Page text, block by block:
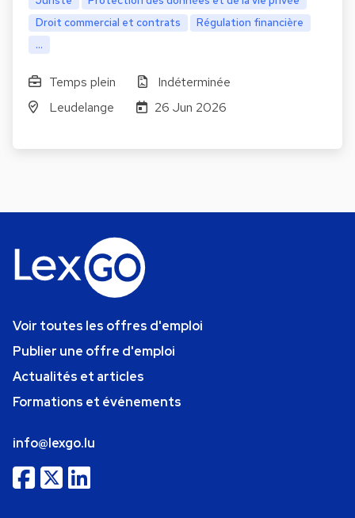
Droit commercial et contrats
Régulation financière
...
Temps plein
Indéterminée
Leudelange
26 Jun 2026
Voir toutes les offres d'emploi
Publier une offre d'emploi
Actualités et articles
Formations et événements
info@lexgo.lu